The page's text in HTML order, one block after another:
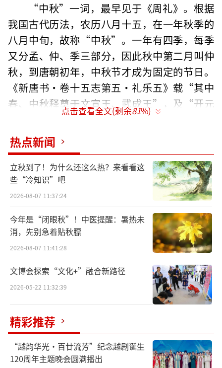
“中秋”一词，最早见于《周礼》。根据
我国古代历法，农历八月十五，在一年秋季的
八月中旬，故称“中秋”。一年有四季，每季
又分孟、仲、季三部分，因此秋中第二月叫仲
秋，到唐朝初年，中秋节才成为固定的节日。
《新唐书·卷十五志第五·礼乐五》载“其中
春、中秋释奠于文宣王、武成王”，及“开元
十九年，始置太公尚父庙，以留侯张良配。中
春、中秋上戊祭之，牲、乐之制如文”。中秋
节也称为仲秋节、团圆节、八月节等，也是仅
次于春节的第二大传统节日。中秋节的盛行始
于宋朝，至明清时，已与元旦齐名，成为我国
的主要节日之一。中秋月是主角，在我国的传
统习俗中，以中秋祭月、文人赏月、民间拜月
最为盛行。
据史书记载，早在周朝，古代帝王就有秋
分祭月的习俗。北京的月坛就是明清皇帝祭月
的地方。赏月的风俗来源于祭月，严肃的祭祀
变成了轻松的欢娱。民间中秋赏月活动约始魏
晋时期，盛于唐宋。唐代许多诗人的名篇中都
有咏月的诗句。待到宋时，形成了以赏月活动
为中心的中秋民俗节日。及至民间拜月，皆因
点击查看全文(剩余81%)
热点新闻
立秋到了！为什么还这么热？来看看这
些“冷知识”吧
2026-08-07 11:37:24
今年是“闭眼秋”！中医提醒：暑热未
消，先别急着贴秋膘
2026-08-07 11:41:28
文博会探索“文化+”融合新路径
2026-05-22 11:32:39
精彩推荐
“越韵华光·百廿流芳”纪念越剧诞生
120周年主题晚会圆满播出